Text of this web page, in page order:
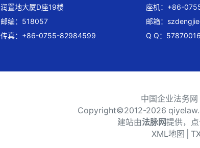
润置地大厦D座19楼
邮编：518057
传真：+86-0755-82984599
座机：+86-
邮箱：
Q Q：
中国企业法务网
Copyright©2012-2026
建站由法脉网提供，
XML地图